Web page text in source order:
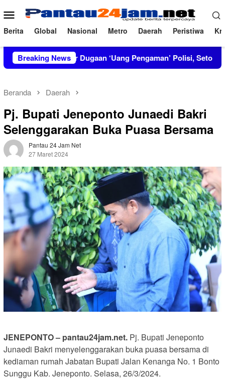
ke
konten
Menu
Mobile
Berita Global Nasional Metro Daerah Peristiwa
Breaking News
Bongkar Dugaan ‘Uang Pengaman’ Polisi, Setor Rp2,5 Juta
Beranda Daerah
Pj. Bupati Jeneponto Junaedi Bakri
Selenggarakan Buka Puasa Bersama
Pantau 24 Jam Net
27 Maret 2024
JENEPONTO – pantau24jam.net. Pj. Bupati Jeneponto
Junaedi Bakri menyelenggarakan buka puasa bersama di
kediaman rumah Jabatan Bupati Jalan Kenanga No. 1 Bonto
Sunggu Kab. Jeneponto. Selasa, 26/3/2024.